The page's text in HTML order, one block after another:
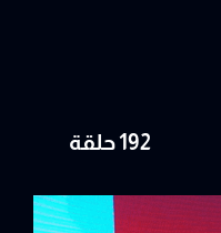
192 حلقة